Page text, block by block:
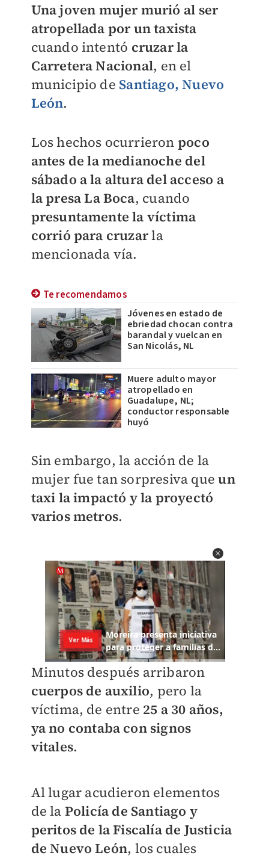
Una joven mujer murió al ser
atropellada por un taxista
cuando intentó cruzar la
Carretera Nacional, en el
municipio de Santiago, Nuevo
León.
Los hechos ocurrieron poco
antes de la medianoche del
sábado a la altura del acceso a
la presa La Boca, cuando
presuntamente la víctima
corrió para cruzarla
mencionada vía.
Te recomendamos
Jóvenes en estado de
ebriedad chocan contra
barandal y vuelcan en
San Nicolás, NL
Muere adulto mayor
atropellado en
Guadalupe, NL;
conductor responsable
huyó
Sin embargo, la acción de la
mujer fue tan sorpresiva queun
taxi la impactó y la proyectó
varios metros.
Minutos después arribaron
cuerpos de auxilio, pero la
víctima, de entre 25 a 30 años,
ya no contaba con signos
vitales.
Al lugar acudieron elementos
de la Policía de Santiago y
peritos de la Fiscalía de Justicia
de Nuevo León, los cuales